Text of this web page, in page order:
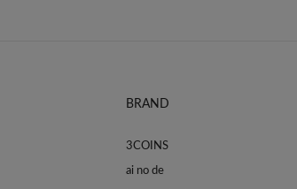
BRAND
3COINS
ai no de